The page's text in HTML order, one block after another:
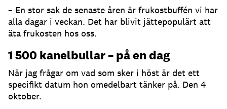
– En stor sak de senaste åren är frukostbuffén vi har
alla dagar i veckan. Det har blivit jättepopulärt att
äta frukosten hos oss.
1 500 kanelbullar – på en dag
När jag frågar om vad som sker i höst är det ett
specifikt datum hon omedelbart tänker på. Den 4
oktober.